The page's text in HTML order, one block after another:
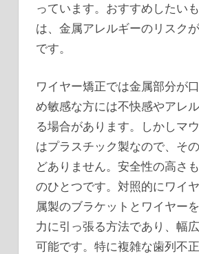
っています。おすすめしたい
は、金属アレルギーのリスク
です。
ワイヤー矯正では金属部分が
め敏感な方には不快感やアレ
る場合があります。しかしマ
はプラスチック製なので、そ
どありません。安全性の高さ
のひとつです。対照的にワイ
属製のブラケットとワイヤー
力に引っ張る方法であり、幅
可能です。特に複雑な歯列不